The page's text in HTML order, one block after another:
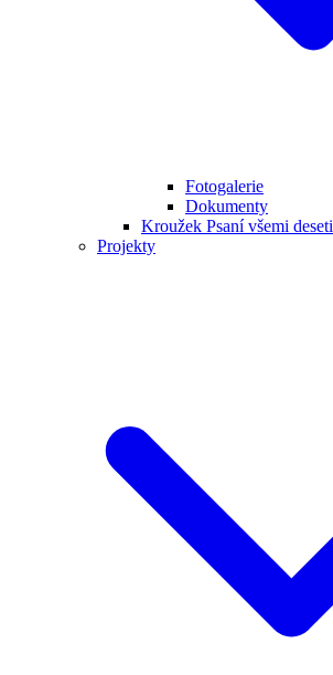
Fotogalerie
Dokumenty
Kroužek Psaní všemi deseti
Projekty